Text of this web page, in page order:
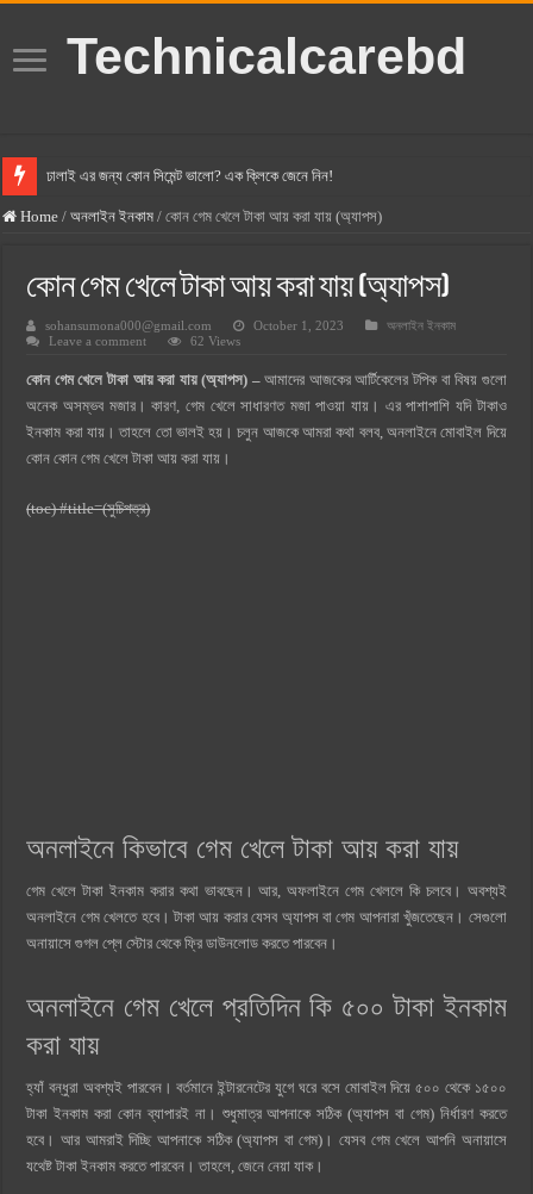
Technicalcarebd
ঢালাই এর জন্য কোন সিমেন্ট ভালো? এক ক্লিকে জেনে নিন!
বসুন্ধরা সিমেন্ট এর দাম ২০২৫
হোলসিম সিমেন্ট দাম ২০২৫
সুপারক্রিট সিমেন্ট দাম ২০২৫
ওয়ালটন মোবাইল কিস্তিতে কেনার নিয়ম ২০২৫
ওয়ালটন টিভি কিস্তিতে কেনার নিয়ম ২০২৫
জেনে নিন, বর্তমানে মোবাইল ঘড়ি দাম কত ২০২৫
Home / অনলাইন ইনকাম / কোন গেম খেলে টাকা আয় করা যায় (অ্যাপস)
কোন গেম খেলে টাকা আয় করা যায় (অ্যাপস)
sohansumona000@gmail.com October 1, 2023
অনলাইন ইনকাম
Leave a comment
62 Views
কোন গেম খেলে টাকা আয় করা যায় (অ্যাপস) –আমাদের আজকের আর্টিকেলের টপিক বা বিষয় গুলো
অনেক অসম্ভব মজার। কারণ, গেম খেলে সাধারণত মজা পাওয়া যায়। এর পাশাপাশি যদি টাকাও
ইনকাম করা যায়। তাহলে তো ভালই হয়। চলুন আজকে আমরা কথা বলব, অনলাইনে মোবাইল দিয়ে
কোন কোন গেম খেলে টাকা আয় করা যায়।
(toc) #title=(সুচিপত্র)
অনলাইনে কিভাবে গেম খেলে টাকা আয় করা যায়
গেম খেলে টাকা ইনকাম করার কথা ভাবছেন। আর, অফলাইনে গেম খেললে কি চলবে। অবশ্যই
অনলাইনে গেম খেলতে হবে। টাকা আয় করার যেসব অ্যাপস বা গেম আপনারা খুঁজতেছেন। সেগুলো
অনায়াসে গুগল প্লে স্টোর থেকে ফ্রি ডাউনলোড করতে পারবেন।
অনলাইনে গেম খেলে প্রতিদিন কি ৫০০ টাকা ইনকাম
করা যায়
হ্যাঁ বন্ধুরা অবশ্যই পারবেন। বর্তমানে ইন্টারনেটের যুগে ঘরে বসে মোবাইল দিয়ে ৫০০ থেকে ১৫০০
টাকা ইনকাম করা কোন ব্যাপারই না। শুধুমাত্র আপনাকে সঠিক (অ্যাপস বা গেম) নির্ধারণ করতে
হবে। আর আমরাই দিচ্ছি আপনাকে সঠিক (অ্যাপস বা গেম)। যেসব গেম খেলে আপনি অনায়াসে
যথেষ্ট টাকা ইনকাম করতে পারবেন। তাহলে, জেনে নেয়া যাক।